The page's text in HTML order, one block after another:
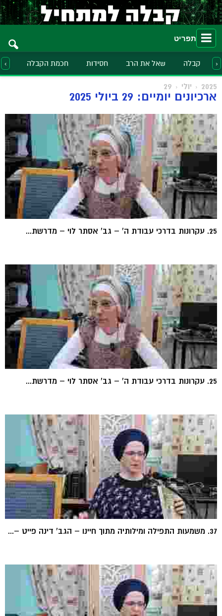
תפריט
קבלה שאל את הרב חסידות חכמת הקבלה ›
‹
2025 יולי 29
ארכיונים יומיים: 29 ביולי 2025
25. עקרונות בדרכי עבודת ה' – גב' אסתר לוי – מדרשת...
25. עקרונות בדרכי עבודת ה' – גב' אסתר לוי – מדרשת...
37. משמעות התפילה ומילותיה מתוך חיינו – הגב' דינה פייט –...